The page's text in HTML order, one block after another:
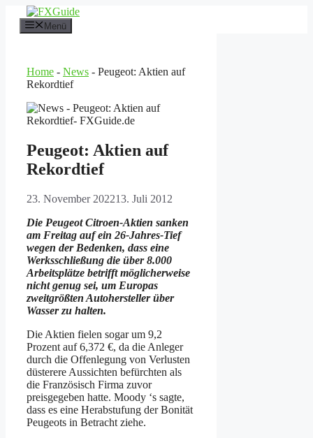
Inhalt
springen
Menü
Home - News - Peugeot: Aktien auf
Rekordtief
Peugeot: Aktien auf
Rekordtief
23. November 202213. Juli 2012
Die Peugeot Citroen-Aktien sanken
am Freitag auf ein 26-Jahres-Tief
wegen der Bedenken, dass eine
Werksschließung die über 8.000
Arbeitsplätze betrifft möglicherweise
nicht genug sei, um Europas
zweitgrößten Autohersteller über
Wasser zu halten.
Die Aktien fielen sogar um 9,2
Prozent auf 6,372 €, da die Anleger
durch die Offenlegung von Verlusten
düsterere Aussichten befürchten als
die Französisch Firma zuvor
preisgegeben hatte. Moody ‘s sagte,
dass es eine Herabstufung der Bonität
Peugeots in Betracht ziehe.